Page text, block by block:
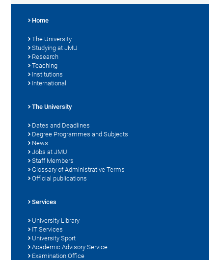
Home
The University
Studying at JMU
Research
Teaching
Institutions
International
The University
Dates and Deadlines
Degree Programmes and Subjects
News
Jobs at JMU
Staff Members
Glossary of Administrative Terms
Official publications
Services
University Library
IT Services
University Sport
Academic Advisory Service
Examination Office